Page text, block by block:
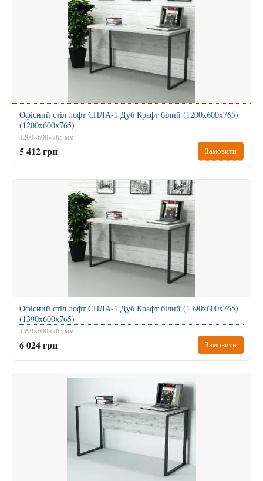
Офісний стіл лофт СПЛА-1 Дуб Крафт білий (1200x600x765)
(1200x600x765)
1200×600×765 мм
5 412 грн Замовити
Офісний стіл лофт СПЛА-1 Дуб Крафт білий (1390x600x765)
(1390x600x765)
1390×600×765 мм
6 024 грн Замовити